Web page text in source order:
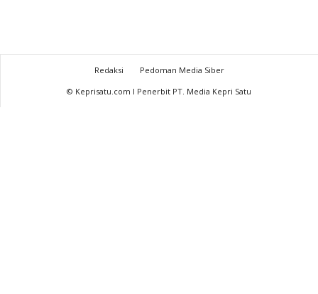
Redaksi
Pedoman Media Siber
© Keprisatu.com I Penerbit PT. Media Kepri Satu